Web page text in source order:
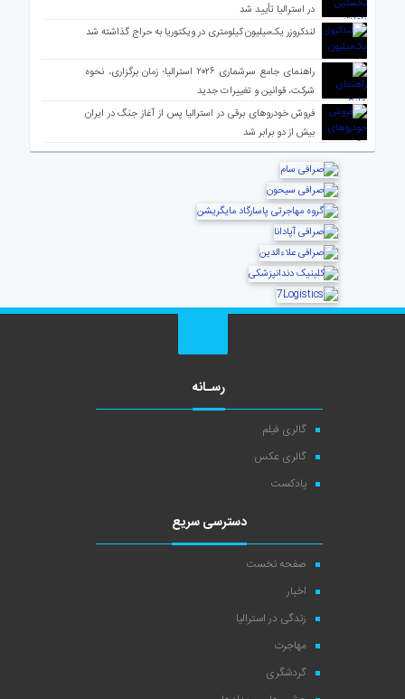
در استرالیا تأیید شد
لندکروزر یک‌میلیون کیلومتری در ویکتوریا به حراج گذاشته شد
راهنمای جامع سرشماری ۲۰۲۶ استرالیا؛ زمان برگزاری، نحوه
شرکت، قوانین و تغییرات جدید
فروش خودروهای برقی در استرالیا پس از آغاز جنگ در ایران
بیش از دو برابر شد
رسـانه
گالری فیلم
گالری عکس
پادکست
دسترسی سریع
صفحه نخست
اخبار
زندگی در استرالیا
مهاجرت
گردشگری